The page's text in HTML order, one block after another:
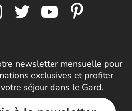
newsletter mensuelle pour
exclusives et profiter
séjour dans le Gard.